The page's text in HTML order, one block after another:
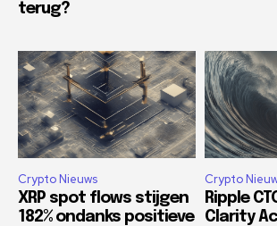
terug?
Crypto Nieuws
XRP spot flows stijgen
182% ondanks positieve
Crypto
Ripple
Clarity